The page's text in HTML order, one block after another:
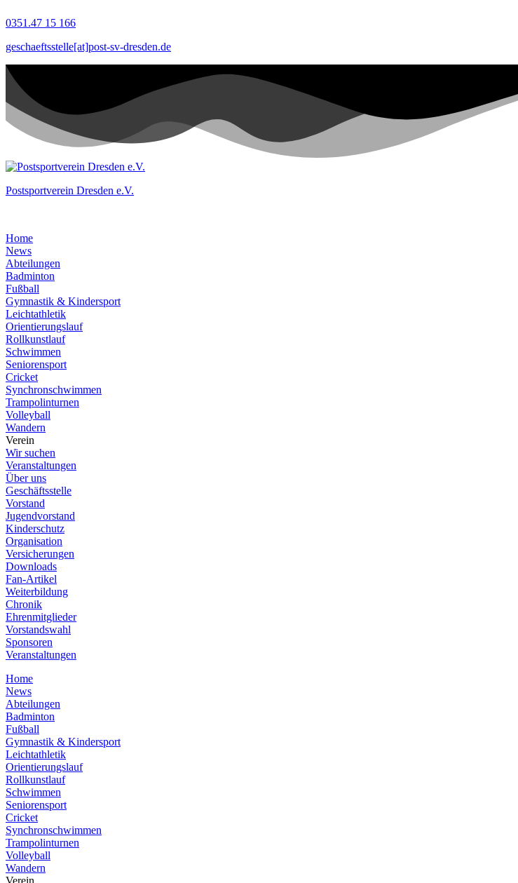
Inhalt
0351.47 15 166
geschaeftsstelle[at]post-sv-dresden.de
Postsportverein Dresden e.V.
Home
News
Abteilungen
Badminton
Fußball
Gymnastik & Kindersport
Leichtathletik
Orientierungslauf
Rollkunstlauf
Schwimmen
Seniorensport
Cricket
Synchronschwimmen
Trampolinturnen
Volleyball
Wandern
Verein
Wir suchen
Veranstaltungen
Über uns
Geschäftsstelle
Vorstand
Jugendvorstand
Kinderschutz
Organisation
Versicherungen
Downloads
Fan-Artikel
Weiterbildung
Chronik
Ehrenmitglieder
Vorstandswahl
Sponsoren
Veranstaltungen
Home
News
Abteilungen
Badminton
Fußball
Gymnastik & Kindersport
Leichtathletik
Orientierungslauf
Rollkunstlauf
Schwimmen
Seniorensport
Cricket
Synchronschwimmen
Trampolinturnen
Volleyball
Wandern
Verein